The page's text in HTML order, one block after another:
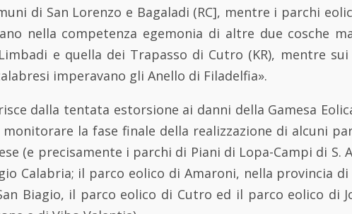
di San Lorenzo e Bagaladi (RC], mentre i parchi
nella competenza egemonia di altre due cosche
e quella dei Trapasso di Cutro (KR), mentre
imperavano gli Anello di Filadelfia».
dalla tentata estorsione ai danni della Gamesa
la fase finale della realizzazione di alcuni
(e precisamente i parchi di Piani di Lopa-Campi di S.
Calabria; il parco eolico di Amaroni, nella provincia di
Biagio, il parco eolico di Cutro ed il parco eolico di